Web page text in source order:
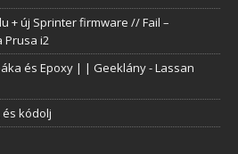
+ új Sprinter firmware // Fail –
Prusa i2
és Epoxy | | Geeklány-Lassan
és kódolj